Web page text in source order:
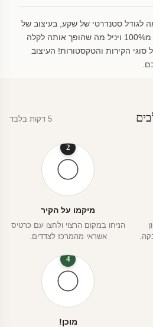
סטנדרטי של שקע, בעיצוב של
אחורי פיל. המדבקה עשויה מ100% ויניל מה שהופך אותה לקלה
סוגי הקירות והטקסטורות! העיצוב
5 דקות בלבד
2
מיקמו על הקיר
הניחו במקום הרצוי ולחצו עם כרטיס
אשראי מהמרכז לצדדים.
4
מוכן!